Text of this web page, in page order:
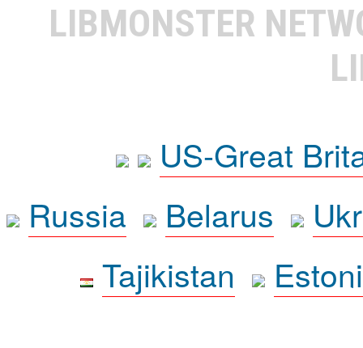
LIBMONSTER
US-Great
Russia
Belarus
Tajikistan